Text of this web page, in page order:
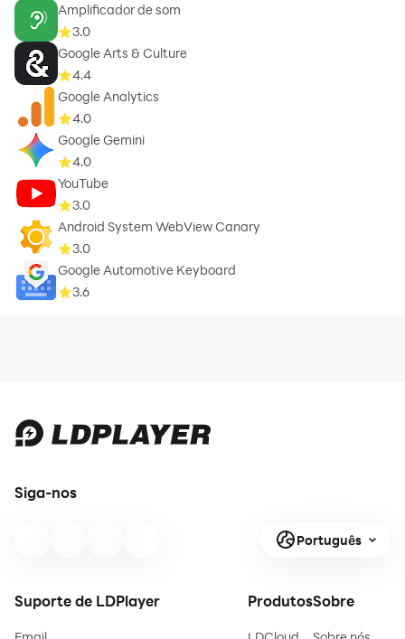
Amplificador de som
3.0
Google Arts & Culture
4.4
Google Analytics
4.0
Google Gemini
4.0
YouTube
3.0
Android System WebView Canary
3.0
Google Automotive Keyboard
3.6
Siga-nos
Português
Suporte de LDPlayer ProdutosSobre